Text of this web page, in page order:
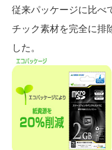
従来パッケージに比べ
チック素材を完全に排
した。